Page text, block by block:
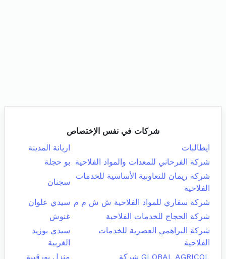
شركات في نفس الإختصاص
ايطالبات
اريانة المدينة
شركة الفرحاني للمعدات والمواد الفلاحية
بو حجلة
شركة ريمان للتعاونية الأساسية للخدمات
الفلاحية
سجنان
شركة سفاري للمواد الفلاحية ش ش م م سيدي علوان
شركة الحجاج للخدمات الفلاحية
غنوش
شركة البراهمي العصرية للخدمات
الفلاحية
سيدي بوزيد
الغربية
GLOBAL AGRICOL شركة
منزل بورقيبة